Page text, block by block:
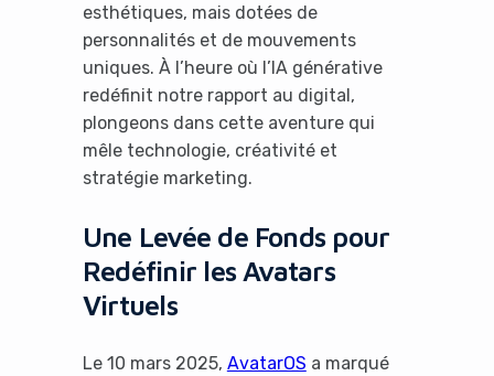
esthétiques, mais dotées de
personnalités et de mouvements
uniques. À l’heure où l’IA générative
redéfinit notre rapport au digital,
plongeons dans cette aventure qui
mêle technologie, créativité et
stratégie marketing.
Une Levée de Fonds pour
Redéfinir les Avatars
Virtuels
Le 10 mars 2025, AvatarOS a marqué